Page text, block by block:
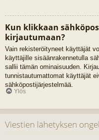
Kun klikkaan
kirjautumaan?
Vain rekisteröityneet käyttäjät
käyttäjille sisäänrakennetulla
sallii tämän ominaisuuden.
tunnistautumattomat käyttäjät
sähköpostijärjestelmää.
Ylös
Viestien lähetyksen